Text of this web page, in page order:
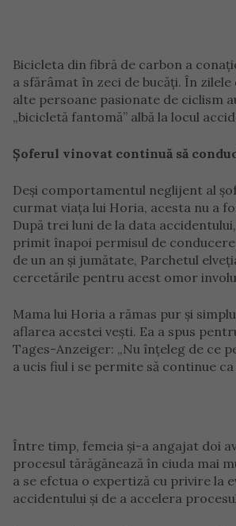
Bicicleta din fibră de carbon a
a sfărâmat în zeci de bucăți. În zilele
alte persoane pasionate de ciclism
„bicicletă fantomă” albă la locul
Șoferul vinovat continuă să
Deși comportamentul neglijent al
curmat viața lui Horia, acesta nu a
După trei luni de la data
primit înapoi permisul de
de un an și jumătate, Parchetul
cercetările pentru acest omor
Mama lui Horia a rămas pur și
aflarea acestei vești. Ea a spus
Tages-Anzeiger: „Nu înțeleg de ce
a ucis fiul i se permite să continue ca
Între timp, femeia și-a angajat doi
procesul tărăgănează în ciuda mai
a se efctua o expertiză cu privire la
accidentului și de a accelera